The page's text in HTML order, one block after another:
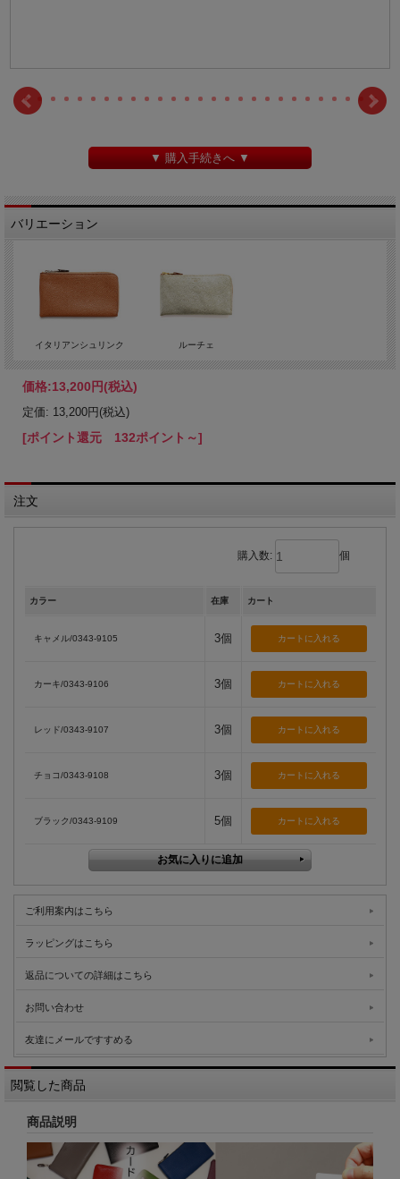
▼ 購入手続きへ ▼
バリエーション
イタリアンシュリンク ルーチェ
価格:13,200円(税込)
定価: 13,200円(税込)
[ポイント還元 132ポイント～]
注文
購入数: 個
カラー 在庫 カート
キャメル/0343-9105 3個
カーキ/0343-9106 3個
レッド/0343-9107 3個
チョコ/0343-9108 3個
ブラック/0343-9109 5個
ご利用案内はこちら
ラッピングはこちら
返品についての詳細はこちら
お問い合わせ
友達にメールですすめる
閲覧した商品
商品説明